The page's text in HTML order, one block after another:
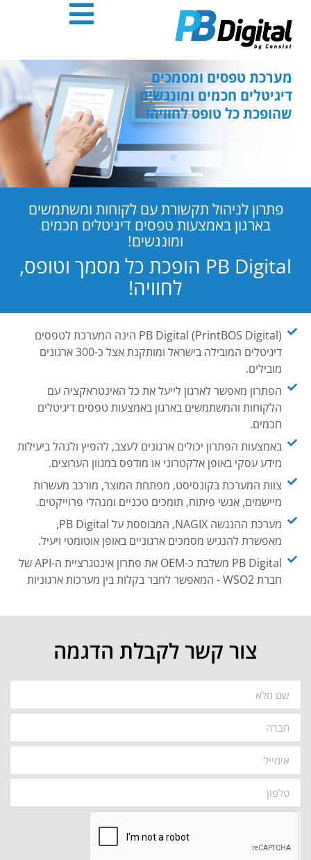
אנטר
מערכת טפסים ומסמכים
דיגיטלים חכמים ומונגשים
שהופכת כל טופס לחוויה!
פתרון לניהול תקשורת עם לקוחות ומשתמשים
בארגון באמצעות טפסים דיגיטלים חכמים
ומונגשים!
PB Digital הופכת כל מסמך וטופס,
לחוויה!
PB Digital (PrintBOS Digital) הינה המערכת לטפסים
דיגיטלים המובילה בישראל ומותקנת אצל כ-300 ארגונים
מובילים.
הפתרון מאפשר לארגון לייעל את כל האינטראקציה עם
הלקוחות והמשתמשים בארגון באמצעות טפסים דיגיטלים
חכמים.
באמצעות הפתרון יכולים ארגונים לעצב, להפיץ ולנהל ביעילות
מידע עסקי באופן אלקטרוני או מודפס במגוון הערוצים.
צוות המערכת בקונסיסט, מפתחת המוצר, מורכב מעשרות
מיישמים, אנשי פיתוח, תומכים טכניים ומנהלי פרוייקטים.
מערכת ההנגשה NAGIX, המבוססת על PB Digital,
מאפשרת להנגיש מסמכים ארגוניים באופן אוטומטי ויעיל.
PB Digital משלבת כ-OEM את פתרון אינטגרציית ה-API של
חברת WSO2 - המאפשר לחבר בקלות בין מערכות ארגוניות
צור קשר לקבלת הדגמה